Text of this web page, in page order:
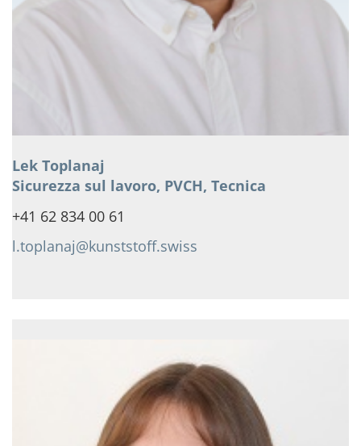
Lek Toplanaj
Sicurezza sul lavoro, PVCH, Tecnica
+41 62 834 00 61
l.toplanaj@kunststoff.swiss